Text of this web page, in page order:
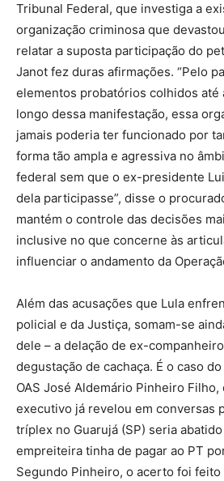
Tribunal Federal, que investiga a
organização criminosa que
relatar a suposta participação do
Janot fez duras afirmações. “Pelo
elementos probatórios colhidos até
longo dessa manifestação, essa
jamais poderia ter funcionado por
forma tão ampla e agressiva no
federal sem que o ex-presidente
dela participasse”, disse o
mantém o controle das decisões
inclusive no que concerne às
influenciar o andamento da
Além das acusações que Lula
policial e da Justiça, somam-se
dele – a delação de ex-
degustação de cachaça. É o caso
OAS José Aldemário Pinheiro Filho,
executivo já revelou em conversas
tríplex no Guarujá (SP) seria
empreiteira tinha de pagar ao PT
Segundo Pinheiro, o acerto foi feito